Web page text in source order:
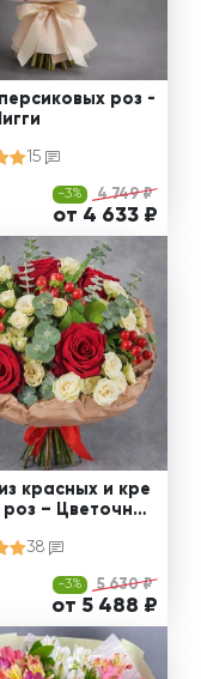
роз -
15
-3% 4 749 ₽
от 4 633 ₽
красных и кре
– Цветочный
38
-3% 5 630 ₽
от 5 488 ₽